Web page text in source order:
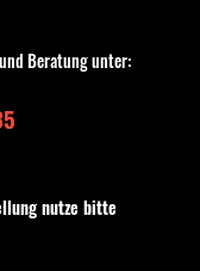
Beratung unter:
nutze bitte